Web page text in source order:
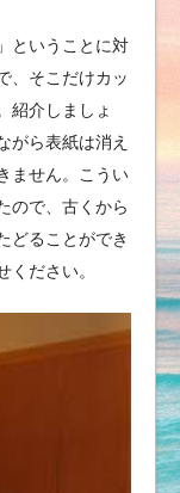
ということに対
、そこだけカッ
紹介しましょ
がら表紙は消え
ません。こうい
ので、古くから
どることができ
ださい。